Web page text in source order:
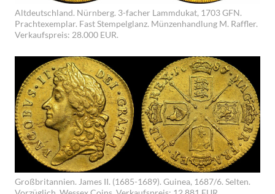
Altdeutschland. Nürnberg. 3-facher Lammdukat, 1703 GFN.
Prachtexemplar. Fast Stempelglanz. Münzenhandlung M. Raffler.
Verkaufspreis: 28.000 EUR.
Großbritannien. James II. (1685-1689). Guinea, 1687/6. Selten.